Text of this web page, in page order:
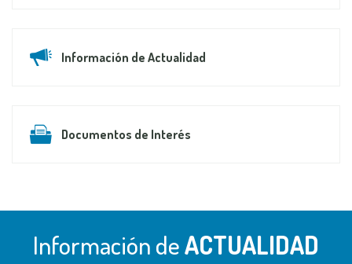
Información de Actualidad
Documentos de Interés
Información deACTUALIDAD